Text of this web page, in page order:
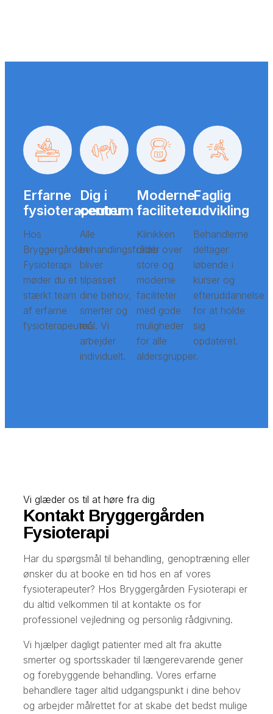
Erfarne
fysioterapeuter
Hos
Bryggergården
Fysioterapi
møder du et
stærkt team
af erfarne
fysioterapeuter.
Dig i
centrum
Alle
behandlingsforløb
bliver
tilpasset
dine behov,
smerter og
mål. Vi
arbejder
individuelt.
Moderne
faciliteter
Klinikken
råder over
store og
moderne
faciliteter
med gode
muligheder
for alle
aldersgrupper.
Faglig
udvikling
Behandlerne
deltager
løbende i
kurser og
efteruddannelse
for at holde
sig
opdateret.
Vi glæder os til at høre fra dig
Kontakt Bryggergården
Fysioterapi
Har du spørgsmål til behandling, genoptræning eller
ønsker du at booke en tid hos en af vores
fysioterapeuter? Hos Bryggergården Fysioterapi er
du altid velkommen til at kontakte os for
professionel vejledning og personlig rådgivning.
Vi hjælper dagligt patienter med alt fra akutte
smerter og sportsskader til længerevarende gener
og forebyggende behandling. Vores erfarne
behandlere tager altid udgangspunkt i dine behov
og arbejder målrettet for at skabe det bedst mulige